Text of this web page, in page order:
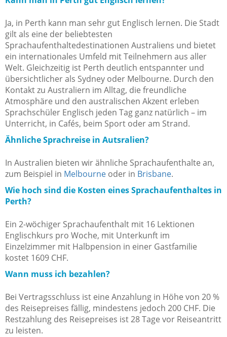
Ja, in Perth kann man sehr gut Englisch lernen. Die Stadt
gilt als eine der beliebtesten
Sprachaufenthaltedestinationen Australiens und bietet
ein internationales Umfeld mit Teilnehmern aus aller
Welt. Gleichzeitig ist Perth deutlich entspannter und
übersichtlicher als Sydney oder Melbourne. Durch den
Kontakt zu Australiern im Alltag, die freundliche
Atmosphäre und den australischen Akzent erleben
Sprachschüler Englisch jeden Tag ganz natürlich – im
Unterricht, in Cafés, beim Sport oder am Strand.
Ähnliche Sprachreise in Autsralien?
In Australien bieten wir ähnliche Sprachaufenthalte an,
zum Beispiel in Melbourne oder in Brisbane.
Wie hoch sind die Kosten eines Sprachaufenthaltes in
Perth?
Ein 2-wöchiger Sprachaufenthalt mit 16 Lektionen
Englischkurs pro Woche, mit Unterkunft im
Einzelzimmer mit Halbpension in einer Gastfamilie
kostet 1609 CHF.
Wann muss ich bezahlen?
Bei Vertragsschluss ist eine Anzahlung in Höhe von 20 %
des Reisepreises fällig, mindestens jedoch 200 CHF. Die
Restzahlung des Reisepreises ist 28 Tage vor Reiseantritt
zu leisten.